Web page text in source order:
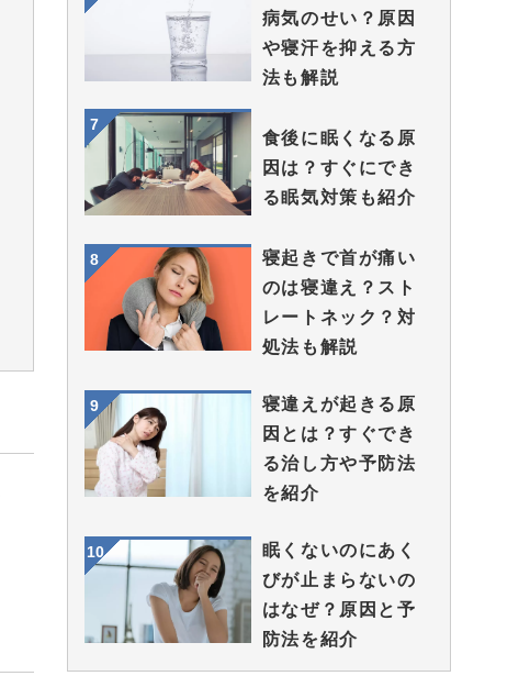
病気のせい？原因
や寝汗を抑える方
法も解説
食後に眠くなる原
因は？すぐにでき
る眠気対策も紹介
寝起きで首が痛い
のは寝違え？スト
レートネック？対
処法も解説
寝違えが起きる原
因とは？すぐでき
る治し方や予防法
を紹介
眠くないのにあく
びが止まらないの
はなぜ？原因と予
防法を紹介